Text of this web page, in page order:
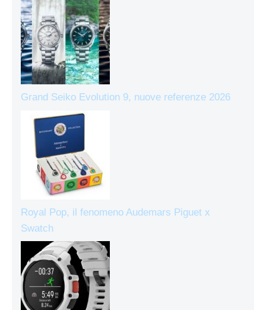
Grand Seiko Evolution 9, nuove referenze 2026
Royal Pop, il fenomeno Audemars Piguet x
Swatch